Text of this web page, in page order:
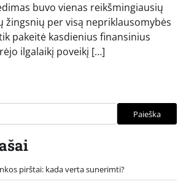
buvo vienas reikšmingiausių
žingsnių per visą nepriklausomybės
pakeitė kasdienius finansinius
ilgalaikį poveikį […]
Paieška
pirštai: kada verta sunerimti?